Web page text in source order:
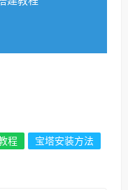
程 宝塔安装方法